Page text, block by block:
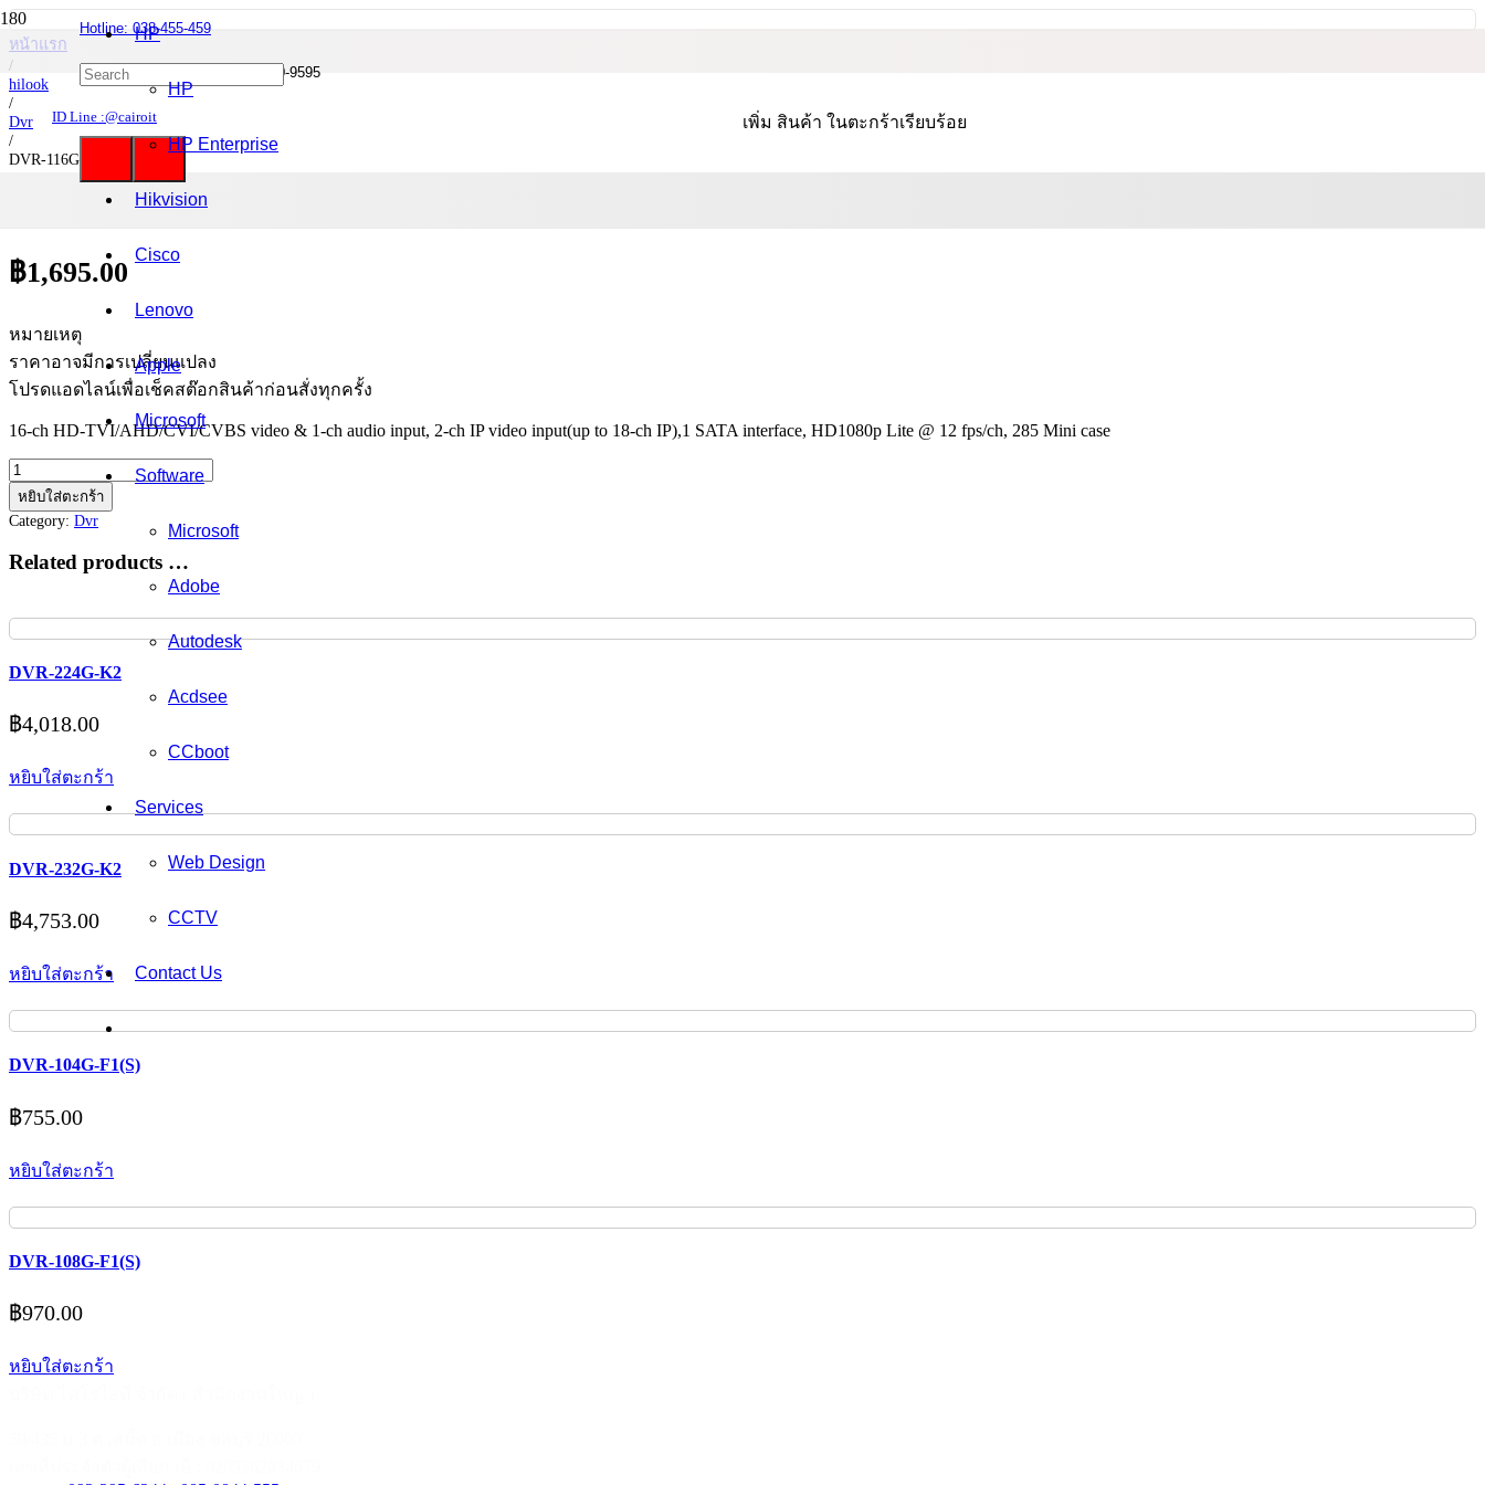
Hotline: 038-455-459
Mobile : 085-0844-555 / 090-980-9595
ID Line :@cairoit เพิ่ม สินค้า ในตะกร้าเรียบร้อย
HP
HP
HP Enterprise
Hikvision
Cisco
Lenovo
Apple
Microsoft
Software
Microsoft
Adobe
Autodesk
Acdsee
CCboot
Services
Web Design
CCTV
Contact Us
หน้าแรก
/
hilook
/
Dvr
/
DVR-116G-F1
DVR-116G-F1
฿1,695.00
หมายเหตุ
ราคาอาจมีการเปลี่ยนแปลง
โปรดแอดไลน์เพื่อเช็คสต๊อกสินค้าก่อนสั่งทุกครั้ง
16-ch HD-TVI/AHD/CVI/CVBS video & 1-ch audio input, 2-ch IP video input(up to 18-ch IP),1 SATA interface, HD1080p Lite @ 12 fps/ch, 285 Mini case
จำนวน
DVR-
116G-
ชิ้น
หยิบใส่ตะกร้า
Category: Dvr
Related products …
DVR-224G-K2
฿4,018.00
หยิบใส่ตะกร้า
DVR-232G-K2
฿4,753.00
หยิบใส่ตะกร้า
DVR-104G-F1(S)
฿755.00
หยิบใส่ตะกร้า
DVR-108G-F1(S)
฿970.00
หยิบใส่ตะกร้า